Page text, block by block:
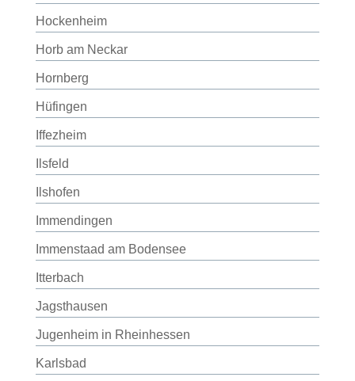
Hockenheim
Horb am Neckar
Hornberg
Hüfingen
Iffezheim
Ilsfeld
Ilshofen
Immendingen
Immenstaad am Bodensee
Itterbach
Jagsthausen
Jugenheim in Rheinhessen
Karlsbad